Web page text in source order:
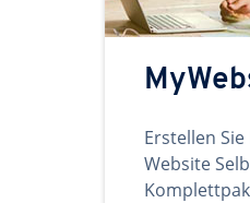
Erstellen
Website